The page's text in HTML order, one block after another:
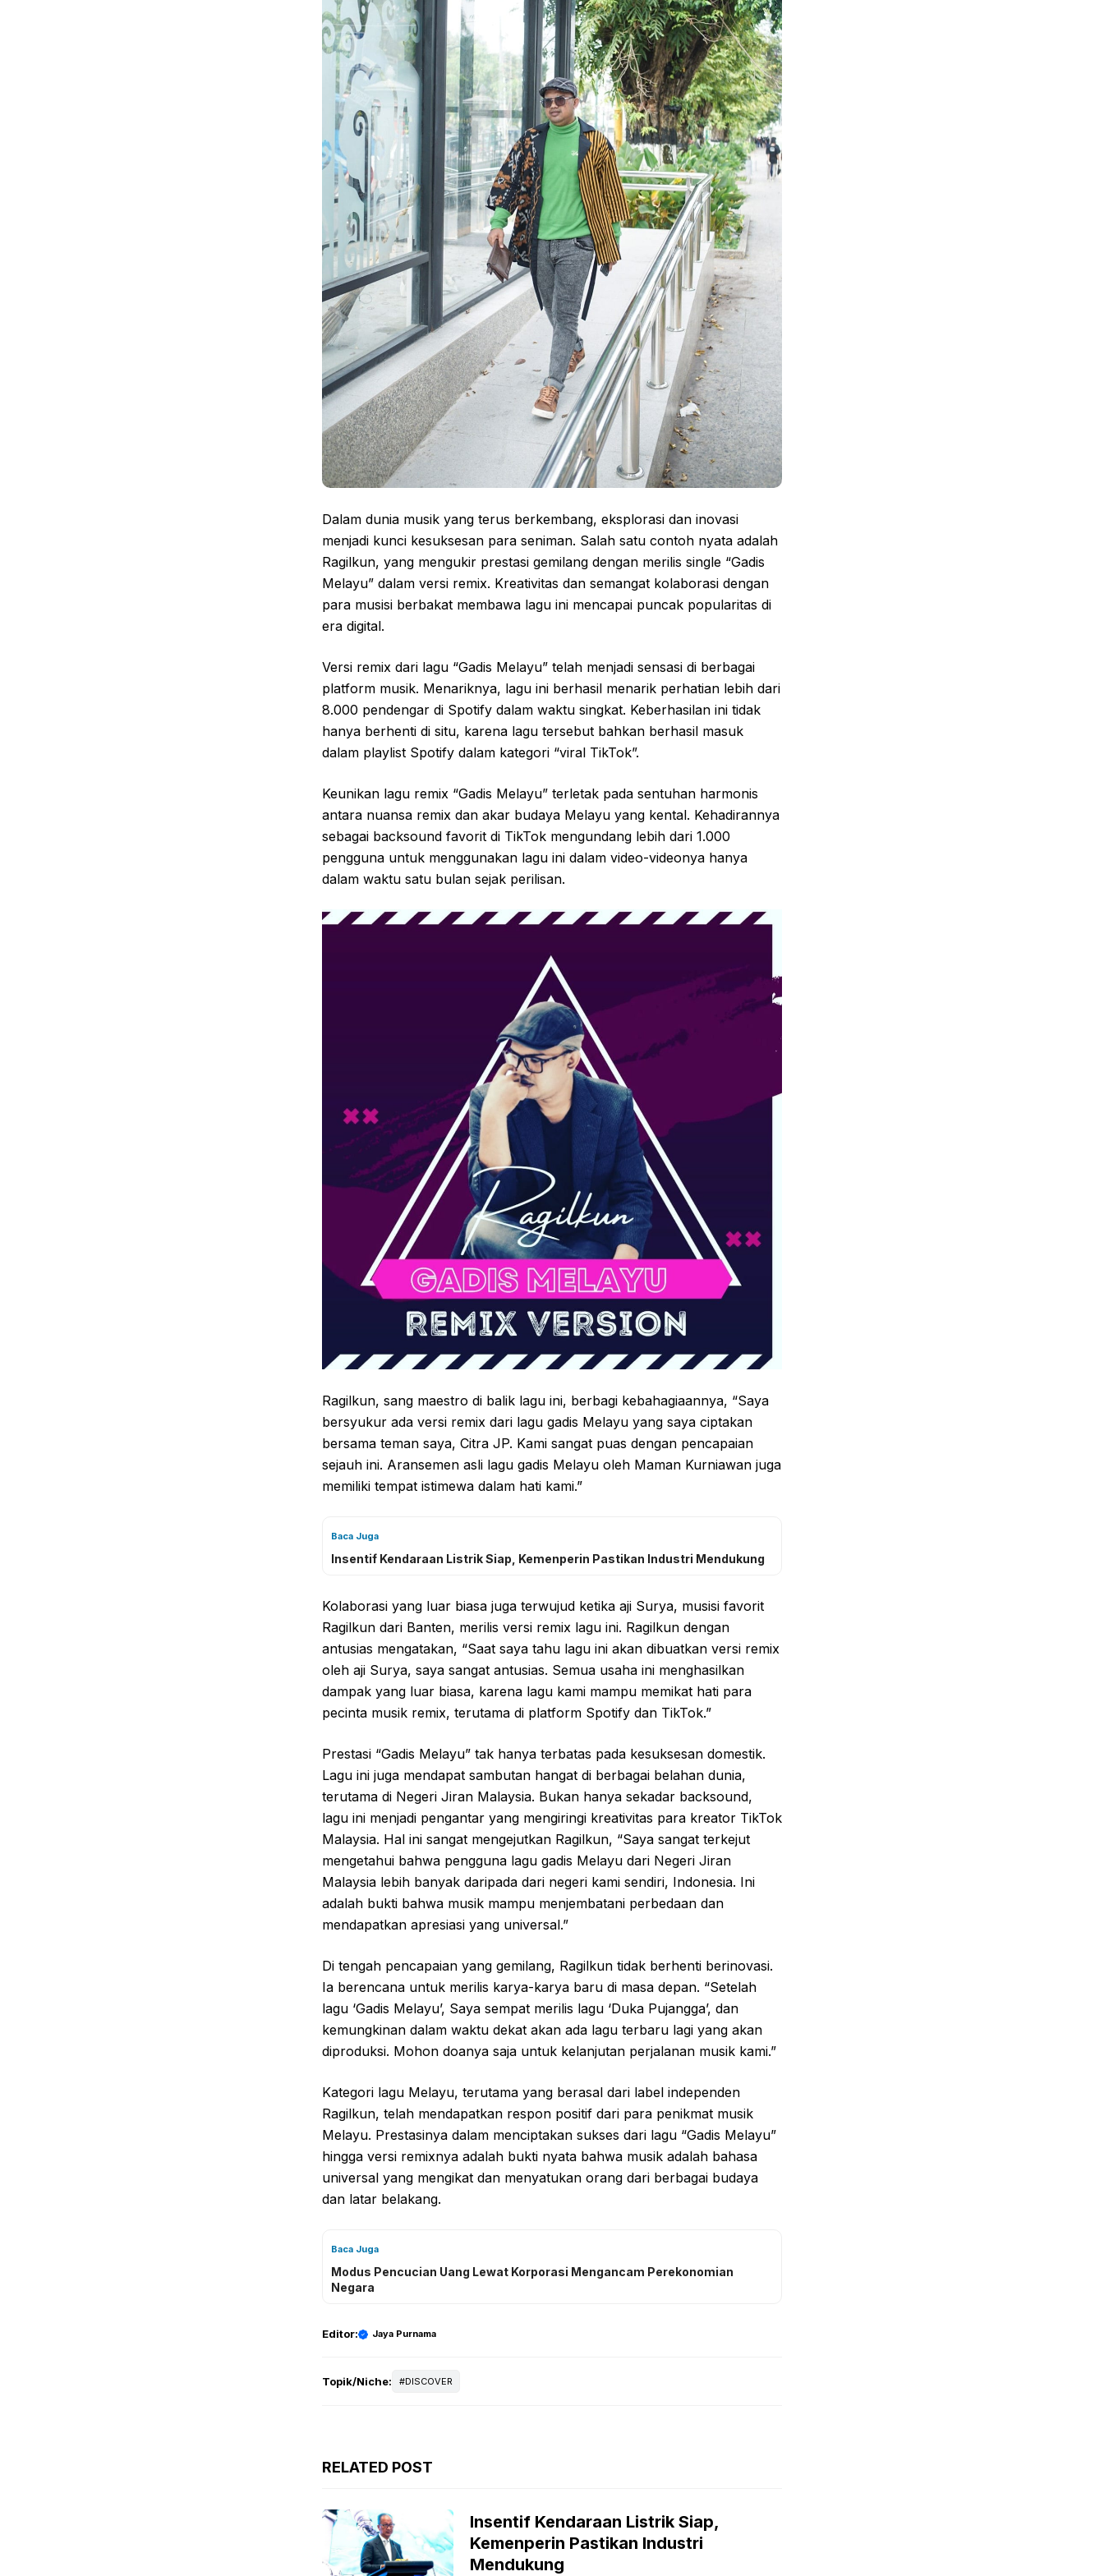
Dalam dunia musik yang terus berkembang, eksplorasi dan inovasi
menjadi kunci kesuksesan para seniman. Salah satu contoh nyata adalah
Ragilkun, yang mengukir prestasi gemilang dengan merilis single “Gadis
Melayu” dalam versi remix. Kreativitas dan semangat kolaborasi dengan
para musisi berbakat membawa lagu ini mencapai puncak popularitas di
era digital.
Versi remix dari lagu “Gadis Melayu” telah menjadi sensasi di berbagai
platform musik. Menariknya, lagu ini berhasil menarik perhatian lebih dari
8.000 pendengar di Spotify dalam waktu singkat. Keberhasilan ini tidak
hanya berhenti di situ, karena lagu tersebut bahkan berhasil masuk
dalam playlist Spotify dalam kategori “viral TikTok”.
Keunikan lagu remix “Gadis Melayu” terletak pada sentuhan harmonis
antara nuansa remix dan akar budaya Melayu yang kental. Kehadirannya
sebagai backsound favorit di TikTok mengundang lebih dari 1.000
pengguna untuk menggunakan lagu ini dalam video-videonya hanya
dalam waktu satu bulan sejak perilisan.
Ragilkun, sang maestro di balik lagu ini, berbagi kebahagiaannya, “Saya
bersyukur ada versi remix dari lagu gadis Melayu yang saya ciptakan
bersama teman saya, Citra JP. Kami sangat puas dengan pencapaian
sejauh ini. Aransemen asli lagu gadis Melayu oleh Maman Kurniawan juga
memiliki tempat istimewa dalam hati kami.”
Baca Juga
Insentif Kendaraan Listrik Siap, Kemenperin Pastikan Industri Mendukung
Kolaborasi yang luar biasa juga terwujud ketika aji Surya, musisi favorit
Ragilkun dari Banten, merilis versi remix lagu ini. Ragilkun dengan
antusias mengatakan, “Saat saya tahu lagu ini akan dibuatkan versi remix
oleh aji Surya, saya sangat antusias. Semua usaha ini menghasilkan
dampak yang luar biasa, karena lagu kami mampu memikat hati para
pecinta musik remix, terutama di platform Spotify dan TikTok.”
Prestasi “Gadis Melayu” tak hanya terbatas pada kesuksesan domestik.
Lagu ini juga mendapat sambutan hangat di berbagai belahan dunia,
terutama di Negeri Jiran Malaysia. Bukan hanya sekadar backsound,
lagu ini menjadi pengantar yang mengiringi kreativitas para kreator TikTok
Malaysia. Hal ini sangat mengejutkan Ragilkun, “Saya sangat terkejut
mengetahui bahwa pengguna lagu gadis Melayu dari Negeri Jiran
Malaysia lebih banyak daripada dari negeri kami sendiri, Indonesia. Ini
adalah bukti bahwa musik mampu menjembatani perbedaan dan
mendapatkan apresiasi yang universal.”
Di tengah pencapaian yang gemilang, Ragilkun tidak berhenti berinovasi.
Ia berencana untuk merilis karya-karya baru di masa depan. “Setelah
lagu ‘Gadis Melayu’, Saya sempat merilis lagu ‘Duka Pujangga’, dan
kemungkinan dalam waktu dekat akan ada lagu terbaru lagi yang akan
diproduksi. Mohon doanya saja untuk kelanjutan perjalanan musik kami.”
Kategori lagu Melayu, terutama yang berasal dari label independen
Ragilkun, telah mendapatkan respon positif dari para penikmat musik
Melayu. Prestasinya dalam menciptakan sukses dari lagu “Gadis Melayu”
hingga versi remixnya adalah bukti nyata bahwa musik adalah bahasa
universal yang mengikat dan menyatukan orang dari berbagai budaya
dan latar belakang.
Baca Juga
Modus Pencucian Uang Lewat Korporasi Mengancam Perekonomian
Negara
Editor: Jaya Purnama
Topik/Niche: DISCOVER
RELATED POST
Insentif Kendaraan Listrik Siap,
Kemenperin Pastikan Industri
Mendukung